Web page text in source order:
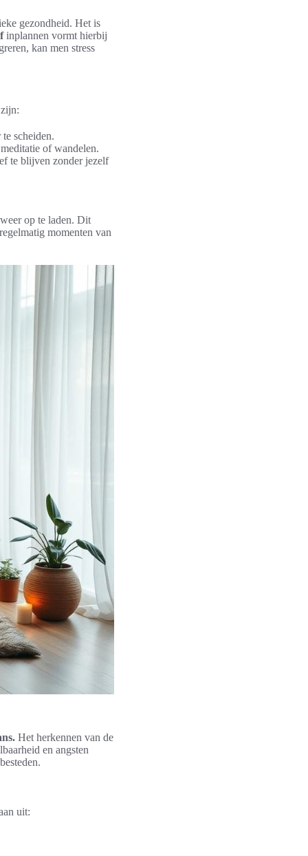
gezondheid. Het is
inplannen vormt hierbij
kan men stress
scheiden.
of wandelen.
te blijven zonder jezelf
op te laden. Dit
momenten van
Het herkennen van de
en angsten
uit: